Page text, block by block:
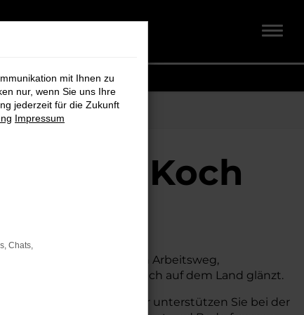
+ Koch
Ob für den täglichen Arbeitsweg,
in der Stadt als auch auf dem Land glänzt.
und Service. Wir unterstützen Sie bei der
mit Ihnen zu
nur, wenn Sie uns Ihre
jederzeit für die Zukunft
Impressum
Chats,